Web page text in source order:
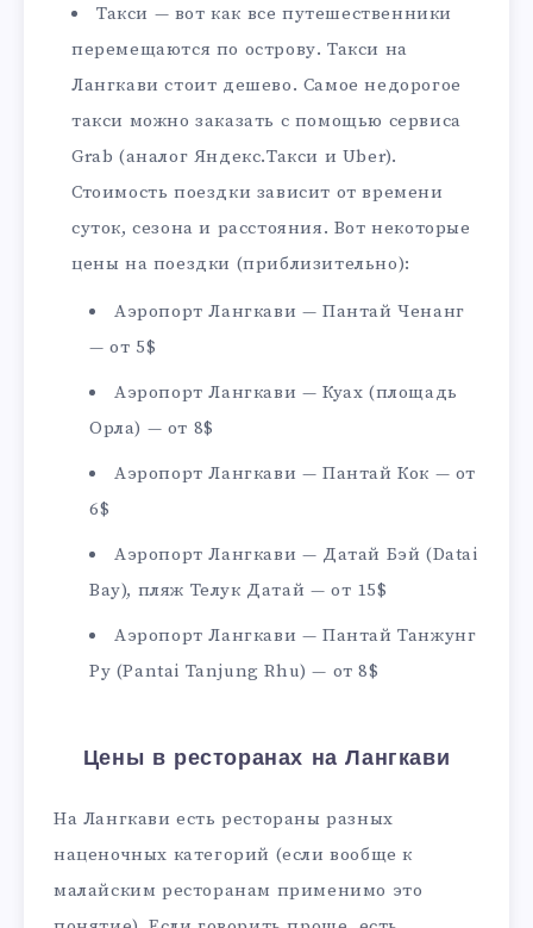
Такси — вот как все путешественники
перемещаются по острову. Такси на
Лангкави стоит дешево. Самое недорогое
такси можно заказать с помощью сервиса
Grab (аналог Яндекс.Такси и Uber).
Стоимость поездки зависит от времени
суток, сезона и расстояния. Вот некоторые
цены на поездки (приблизительно):
Аэропорт Лангкави — Пантай Ченанг
— от 5$
Аэропорт Лангкави — Куах (площадь
Орла) — от 8$
Аэропорт Лангкави — Пантай Кок — от
6$
Аэропорт Лангкави — Датай Бэй (Datai
Bay), пляж Телук Датай — от 15$
Аэропорт Лангкави — Пантай Танжунг
Ру (Pantai Tanjung Rhu) — от 8$
Цены в ресторанах на Лангкави
На Лангкави есть рестораны разных
наценочных категорий (если вообще к
малайским ресторанам применимо это